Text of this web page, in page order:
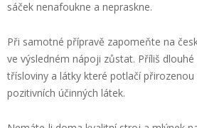
sáček nenafoukne a nepraskne.
Při samotné přípravě zapomeňte na
ve výsledném nápoji zůstat. Příliš
třísloviny a látky které potlačí
pozitivních účinných látek.